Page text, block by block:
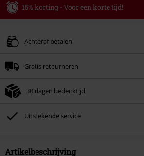
15% korting - Voor een korte tijd!
Alleen geldig op 06-08-2026 van 16:00 t/m 23:59 uur.
Zodra je de code hebt ingevoerd, wordt de korting
Kan niet gecombineerd worden met andere
Toten Hosen, Metality, cadeaubonnen en artikelen
donatie zijn uitgesloten van de korting.
Achteraf betalen
Gratis retourneren
30 dagen bedenktijd
Uitstekende service
Artikelbeschrijving